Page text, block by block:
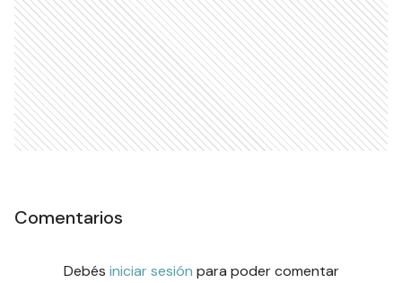
Comentarios
Debés iniciar sesión para poder comentar